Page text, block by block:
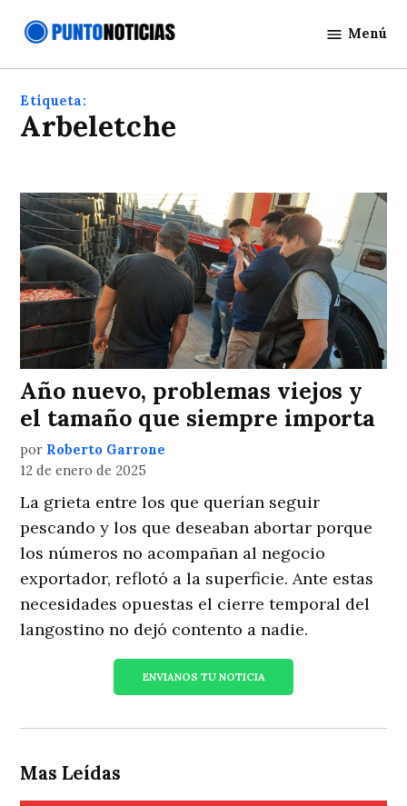
Noticias
Menú
Etiqueta:
Arbeletche
Año nuevo, problemas viejos y
el tamaño que siempre importa
por Roberto Garrone
12 de enero de 2025
La grieta entre los que querían seguir
pescando y los que deseaban abortar porque
los números no acompañan al negocio
exportador, reflotó a la superficie. Ante estas
necesidades opuestas el cierre temporal del
langostino no dejó contento a nadie.
ENVIANOS TU NOTICIA
Mas Leídas